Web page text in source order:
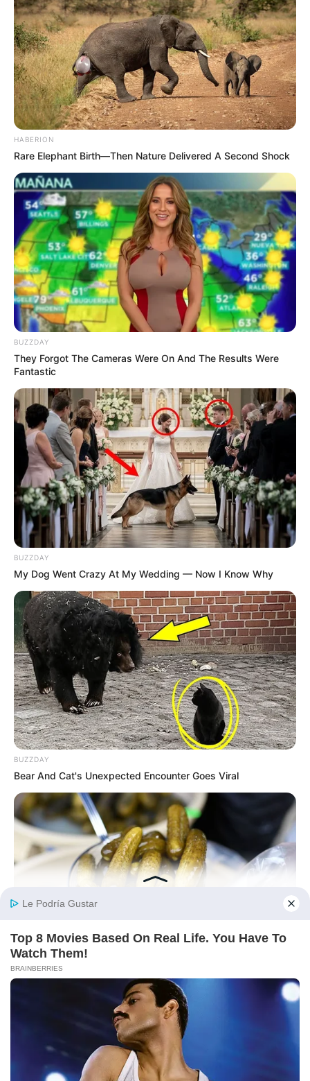
HABERION
Rare Elephant Birth—Then Nature Delivered A Second Shock
BUZZDAY
They Forgot The Cameras Were On And The Results Were
Fantastic
BUZZDAY
My Dog Went Crazy At My Wedding — Now I Know Why
BUZZDAY
Bear And Cat's Unexpected Encounter Goes Viral
Pickle Juice For A Month: Surprising Health Boost